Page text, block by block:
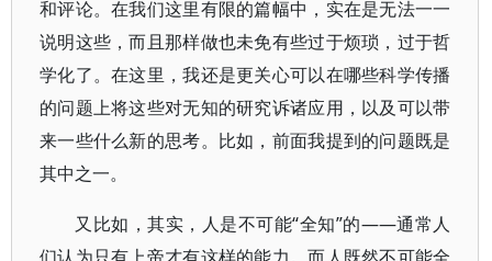
和评论。在我们这里有限的篇幅中，实在是无法一一
说明这些，而且那样做也未免有些过于烦琐，过于哲
学化了。在这里，我还是更关心可以在哪些科学传播
的问题上将这些对无知的研究诉诸应用，以及可以带
来一些什么新的思考。比如，前面我提到的问题既是
其中之一。
又比如，其实，人是不可能“全知”的——通常人